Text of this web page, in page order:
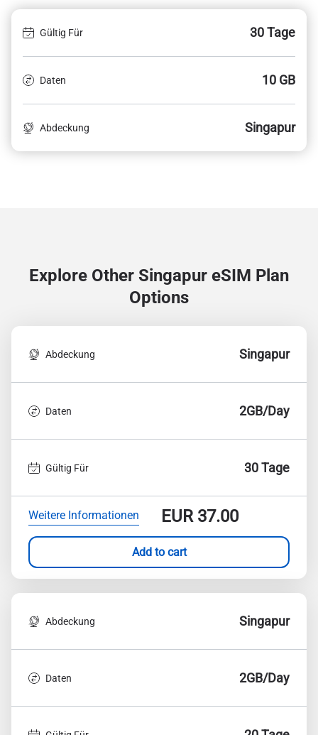
Gültig Für 30 Tage
Daten 10 GB
Abdeckung Singapur
Explore Other Singapur eSIM Plan
Options
Abdeckung Singapur
Daten 2GB/Day
Gültig Für 30 Tage
Weitere Informationen EUR37.00
Add to cart
Abdeckung Singapur
Daten 2GB/Day